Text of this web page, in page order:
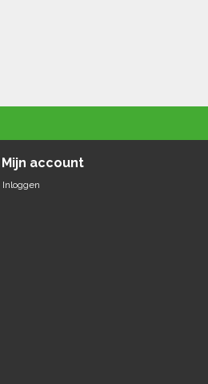
Mijn account
Inloggen